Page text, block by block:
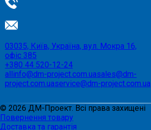
03035, Київ, Україна, вул. Мокра 16,
офіс 385
+380 44 520-12-24
allinfo@dm-project.com.uasales@dm-
project.com.uaservice@dm-project.com.ua
© 2026 ДМ-Проект. Всі права захищені
Повернення товару
Доставка та гарантія